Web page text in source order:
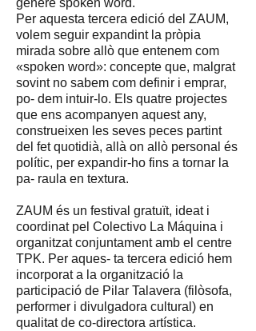
gènere spoken word.
Per aquesta tercera edició del ZAUM,
volem seguir expandint la pròpia
mirada sobre allò que entenem com
«spoken word»: concepte que, malgrat
sovint no sabem com definir i emprar,
po- dem intuir-lo. Els quatre projectes
que ens acompanyen aquest any,
construeixen les seves peces partint
del fet quotidià, allà on allò personal és
polític, per expandir-ho fins a tornar la
pa- raula en textura.
ZAUM és un festival gratuït, ideat i
coordinat pel Colectivo La Máquina i
organitzat conjuntament amb el centre
TPK. Per aques- ta tercera edició hem
incorporat a la organització la
participació de Pilar Talavera (filòsofa,
performer i divulgadora cultural) en
qualitat de co-directora artística.